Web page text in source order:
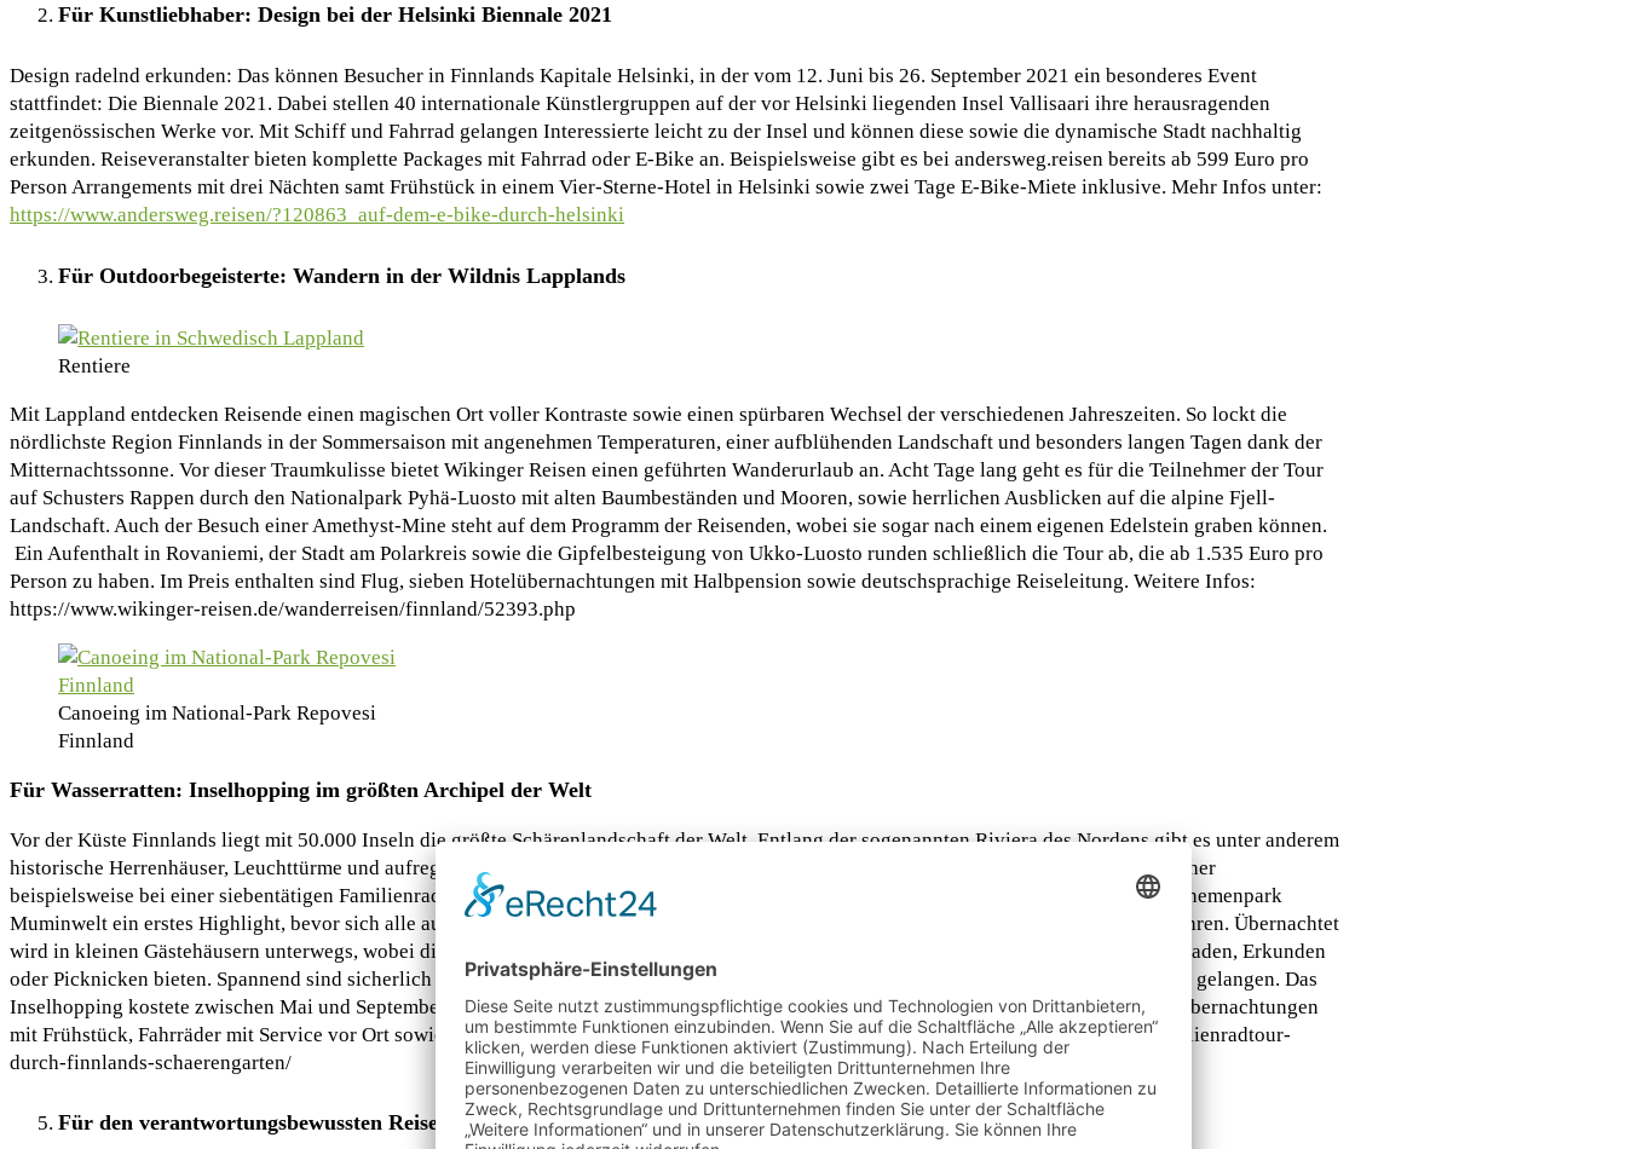
Für Kunstliebhaber: Design bei der Helsinki Biennale 2021
Design radelnd erkunden: Das können Besucher in Finnlands Kapitale Helsinki, in der vom 12. Juni bis 26. September 2021 ein besonderes Event
stattfindet: Die Biennale 2021. Dabei stellen 40 internationale Künstlergruppen auf der vor Helsinki liegenden Insel Vallisaari ihre herausragenden
zeitgenössischen Werke vor. Mit Schiff und Fahrrad gelangen Interessierte leicht zu der Insel und können diese sowie die dynamische Stadt nachhaltig
erkunden. Reiseveranstalter bieten komplette Packages mit Fahrrad oder E-Bike an. Beispielsweise gibt es bei andersweg.reisen bereits ab 599 Euro pro
Person Arrangements mit drei Nächten samt Frühstück in einem Vier-Sterne-Hotel in Helsinki sowie zwei Tage E-Bike-Miete inklusive. Mehr Infos unter:
https://www.andersweg.reisen/?120863_auf-dem-e-bike-durch-helsinki
Für Outdoorbegeisterte: Wandern in der Wildnis Lapplands
Rentiere
Mit Lappland entdecken Reisende einen magischen Ort voller Kontraste sowie einen spürbaren Wechsel der verschiedenen Jahreszeiten. So lockt die
nördlichste Region Finnlands in der Sommersaison mit angenehmen Temperaturen, einer aufblühenden Landschaft und besonders langen Tagen dank der
Mitternachtssonne. Vor dieser Traumkulisse bietet Wikinger Reisen einen geführten Wanderurlaub an. Acht Tage lang geht es für die Teilnehmer der Tour
auf Schusters Rappen durch den Nationalpark Pyhä-Luosto mit alten Baumbeständen und Mooren, sowie herrlichen Ausblicken auf die alpine Fjell-
Landschaft. Auch der Besuch einer Amethyst-Mine steht auf dem Programm der Reisenden, wobei sie sogar nach einem eigenen Edelstein graben können.
Ein Aufenthalt in Rovaniemi, der Stadt am Polarkreis sowie die Gipfelbesteigung von Ukko-Luosto runden schließlich die Tour ab, die ab 1.535 Euro pro
Person zu haben. Im Preis enthalten sind Flug, sieben Hotelübernachtungen mit Halbpension sowie deutschsprachige Reiseleitung. Weitere Infos:
https://www.wikinger-reisen.de/wanderreisen/finnland/52393.php
Canoeing im National-Park Repovesi
Finnland
Für Wasserratten: Inselhopping im größten Archipel der Welt
Vor der Küste Finnlands liegt mit 50.000 Inseln die größte Schärenlandschaft der Welt. Entlang der sogenannten Riviera des Nordens gibt es unter anderem
historische Herrenhäuser, Leuchttürme und aufregende Städte zu erkunden. Den entspannten Lebensstil der Inselbewohner erleben Besucher
beispielsweise bei einer siebentätigen Familienradtour von fjordkind. Bereits in Naantali, dem Augangspunkt der Reise, gibt es mit dem Themenpark
Muminwelt ein erstes Highlight, bevor sich alle aufs Rad schwingen, und über eine Art Ringstraße durch den finnischen Schärengarten fahren. Übernachtet
wird in kleinen Gästehäusern unterwegs, wobei die Distanzen der einzelnen Etappen mit Kindern gut zu schaffen sind und viel Zeit zum Baden, Erkunden
oder Picknicken bieten. Spannend sind sicherlich auch die Überfahrten mit den kleinen Fähren, mit denen die Besucher zur nächsten Insel gelangen. Das
Inselhopping kostete zwischen Mai und September für eine Familie mit einem Kind ab 2.040 Euro. In diesem Preis inkludiert sind sechs Übernachtungen
mit Frühstück, Fahrräder mit Service vor Ort sowie die Reiseroute. Weitere Informationen unter: https://fjordkind-reisen.de/finnland-familienradtour-
durch-finnlands-schaerengarten/
Für den verantwortungsbewussten Reisenden: Lahti – die grüne Hauptstadt Europas